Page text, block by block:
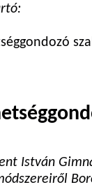
István